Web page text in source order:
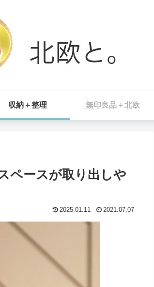
収納＋整理 無印良品＋北欧
ペースが取り出しや
2025.01.11 2021.07.07